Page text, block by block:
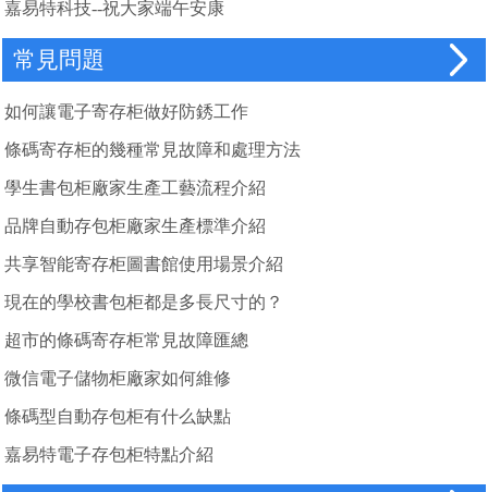
嘉易特科技--祝大家端午安康
常見問題
如何讓電子寄存柜做好防銹工作
條碼寄存柜的幾種常見故障和處理方法
學生書包柜廠家生產工藝流程介紹
品牌自動存包柜廠家生產標準介紹
共享智能寄存柜圖書館使用場景介紹
現在的學校書包柜都是多長尺寸的？
超市的條碼寄存柜常見故障匯總
微信電子儲物柜廠家如何維修
條碼型自動存包柜有什么缺點
嘉易特電子存包柜特點介紹